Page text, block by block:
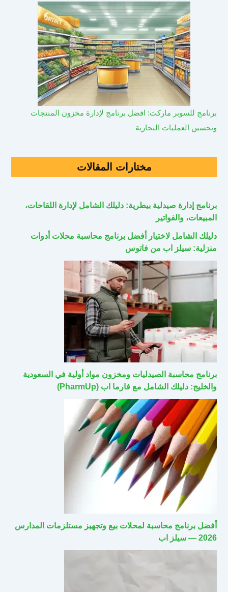
برنامج للسوبر ماركت: افضل برنامج لإدارة مخزون المنتجات
وتحسين العمليات التجارية
مختارات المقالات
برنامج إدارة صيدلية بيطرية: دليلك الشامل لإدارة اللقاحات،
المبيعات، والفواتير
دليلك الشامل لاختيار أفضل برنامج محاسبة محلات أدوات
منزلية: سيلز اب من فاتوس
برنامج محاسبة الصيدليات ومخزون مواد أولية في السعودية
والخليج: دليلك الشامل مع فارما اب (PharmUp)
أفضل برنامج محاسبة لمحلات بيع وتجهيز مستلزمات المدارس
2026 — سيلز اب